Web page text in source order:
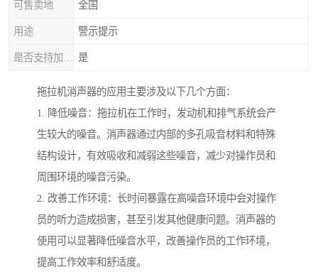
可售卖地 全国
用途 警示提示
是
拖拉机消声器的应用主要涉及以下几个方面：
1. 降低噪音：拖拉机在工作时，发动机和排气系统会产
生较大的噪音。消声器通过内部的多孔吸音材料和特殊
结构设计，有效吸收和减弱这些噪音，减少对操作员和
周围环境的噪音污染。
2. 改善工作环境：长时间暴露在高噪音环境中会对操作
员的听力造成损害，甚至引发其他健康问题。消声器的
使用可以显著降低噪音水平，改善操作员的工作环境，
提高工作效率和舒适度。